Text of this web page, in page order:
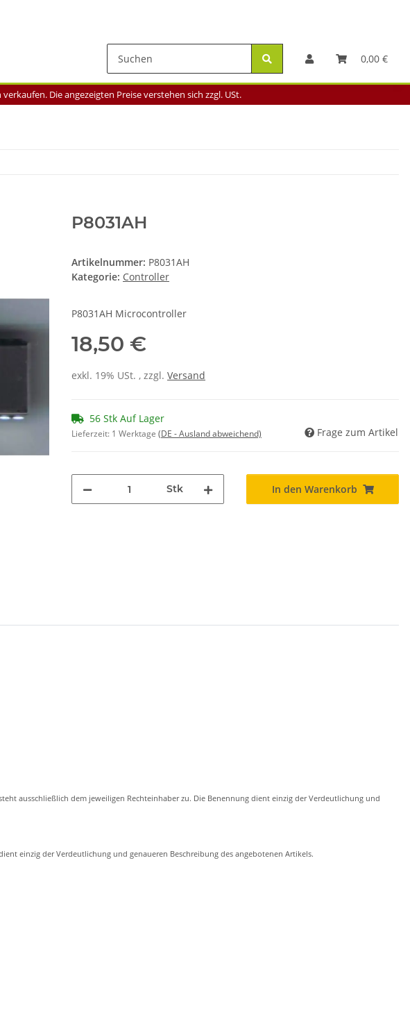
0,00 €
Die angezeigten Preise verstehen sich zzgl. USt.
P8031AH
Artikelnummer: P8031AH
Kategorie: Controller
P8031AH Microcontroller
18,50 €
exkl. 19% USt. , zzgl. Versand
56 Stk Auf Lager
Lieferzeit: 1 Werktage (DE - Ausland abweichend) Frage zum Artikel
Stk In den Warenkorb
ausschließlich dem jeweiligen Rechteinhaber zu. Die Benennung dient einzig der Verdeutlichung und
einzig der Verdeutlichung und genaueren Beschreibung des angebotenen Artikels.